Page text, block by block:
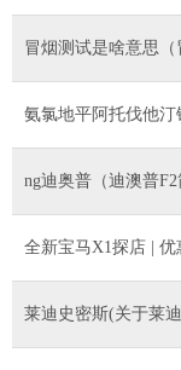
冒烟测试是啥意思（
氨氯地平阿托伐他
ng迪奥普（迪澳普F2
全新宝马X1探店 |
莱迪史密斯(关于莱